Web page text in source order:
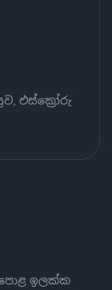
එස්ක්‍රෝරු
ඉලක්ක